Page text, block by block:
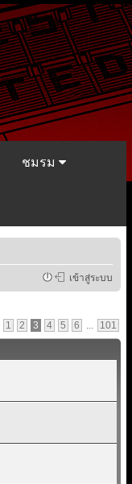
ชมรม
เข้าสู่ระบบ
1 2 3 4 5 6 ... 101